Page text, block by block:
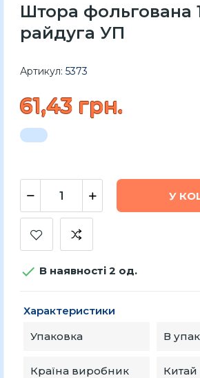
Штора фольгована
райдуга УП
Артикул: 5373
61,43 грн.
У
 В наявності 2 од.
Характеристики
Упаковка
В
Країна виробник Китай